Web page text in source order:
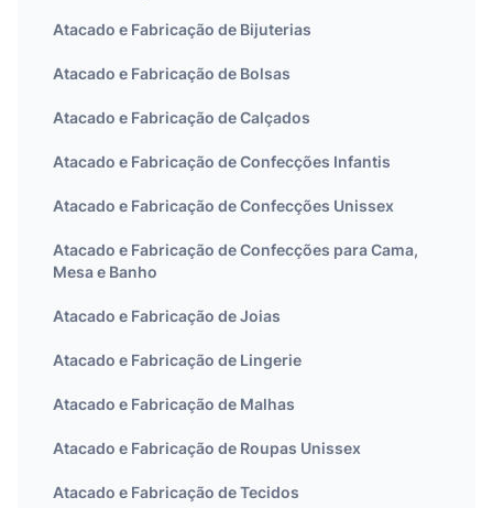
Atacado e Fabricação de Bijuterias
Atacado e Fabricação de Bolsas
Atacado e Fabricação de Calçados
Atacado e Fabricação de Confecções Infantis
Atacado e Fabricação de Confecções Unissex
Atacado e Fabricação de Confecções para Cama,
Mesa e Banho
Atacado e Fabricação de Joias
Atacado e Fabricação de Lingerie
Atacado e Fabricação de Malhas
Atacado e Fabricação de Roupas Unissex
Atacado e Fabricação de Tecidos